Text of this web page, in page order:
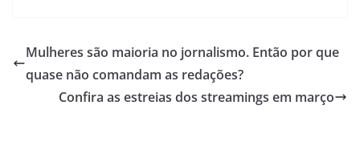
b
o
o
s
A
p
p
e
d
I
n
g
r
a
m
Mulheres são maioria no jornalismo. Então por que
quase não comandam as redações?
Confira as estreias dos streamings em março